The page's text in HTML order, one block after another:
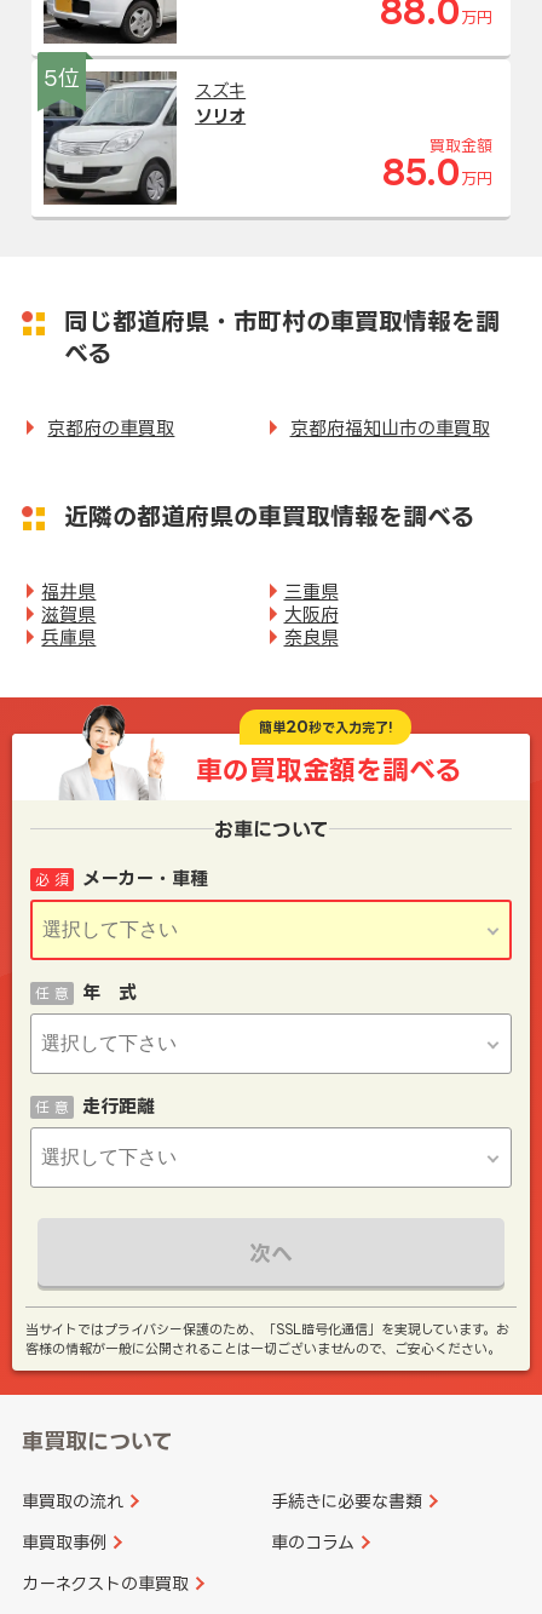
88.0 万円
5位
スズキ
ソリオ
買取金額
85.0 万円
同じ都道府県・市町村の車買取情報を調
べる
京都府の車買取 京都府福知山市の車買取
近隣の都道府県の車買取情報を調べる
福井県
三重県
滋賀県
大阪府
兵庫県
奈良県
簡単20秒で入力完了!
車の買取金額を調べる
お車について
メーカー・車種
必 須
年 式
任 意
走行距離
任 意
次へ
当サイトではプライバシー保護のため、「SSL暗号化通信」を実現しています。お
客様の情報が一般に公開されることは一切ございませんので、ご安心ください。
車買取について
車買取の流れ 手続きに必要な書類
車買取事例 車のコラム
カーネクストの車買取